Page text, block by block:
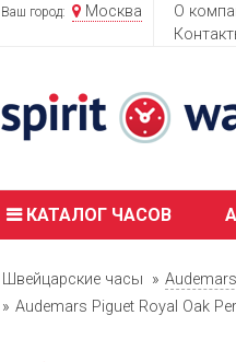
Ваш город: Москва О
КАТАЛОГ ЧАСОВ
Швейцарские часы
Audemars Piguet Royal Oak